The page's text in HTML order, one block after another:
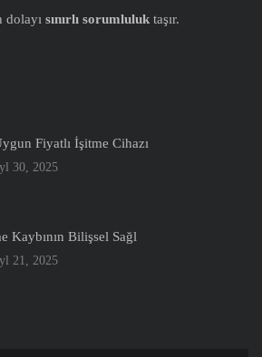
dolayı sınırlı sorumluluk taşır.
Fiyatlı İşitme Cihazı
30, 2025
Kaybının Bilişsel Sağl
21, 2025